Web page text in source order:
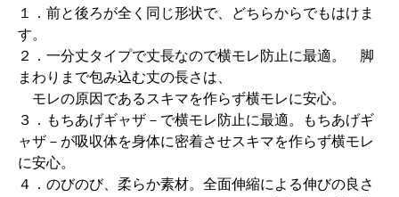
１．前と後ろが全く同じ形状で、どちらからでもはけま
す。
２．一分丈タイプで丈長なので横モレ防止に最適。 脚
まわりまで包み込む丈の長さは、
モレの原因であるスキマを作らず横モレに安心。
３．もちあげギャザ－で横モレ防止に最適。もちあげギ
ャザ－が吸収体を身体に密着させスキマを作らず横モレ
に安心。
４．のびのび、柔らか素材。全面伸縮による伸びの良さ